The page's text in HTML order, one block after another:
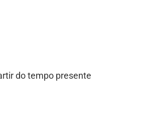
do tempo presente